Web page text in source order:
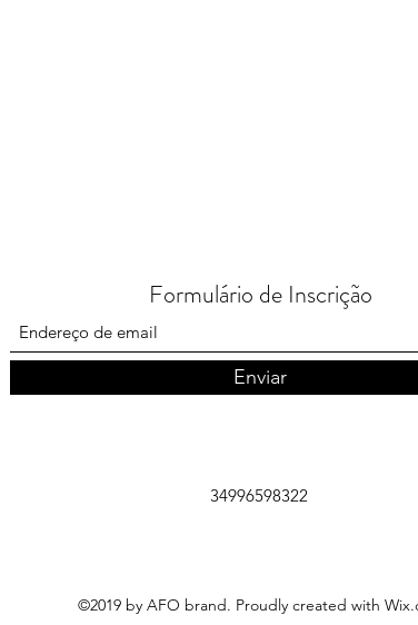
Formulário de Inscrição
Enviar
34996598322
©2019 by AFO brand. Proudly created with